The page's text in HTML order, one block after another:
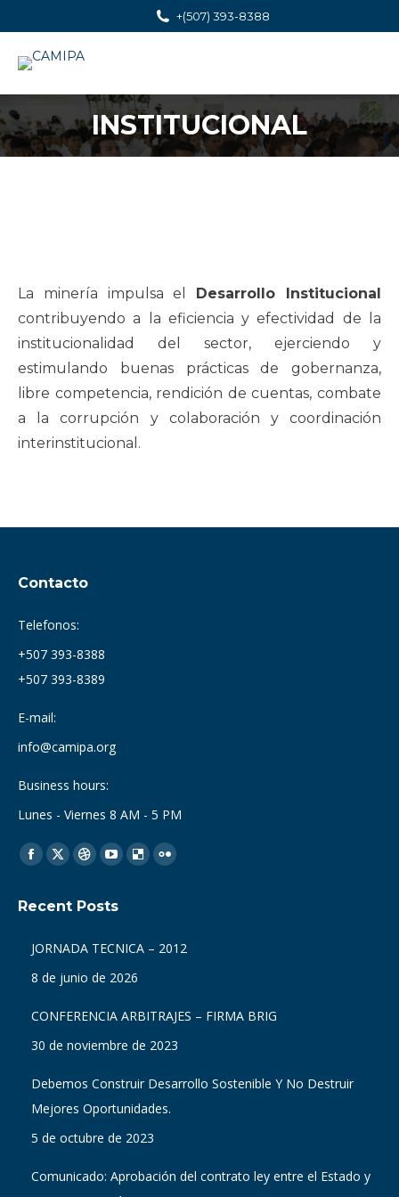
+(507) 393-8388
INSTITUCIONAL
You are here:
La minería impulsa el Desarrollo Institucional
contribuyendo a la eficiencia y efectividad de la
institucionalidad del sector, ejerciendo y
estimulando buenas prácticas de gobernanza,
libre competencia, rendición de cuentas, combate
a la corrupción y colaboración y coordinación
interinstitucional.
Contacto
Telefonos:
+507 393-8388
+507 393-8389
E-mail:
info@camipa.org
Business hours:
Lunes - Viernes 8 AM - 5 PM
Find us on:
Facebook
opens
new
window
X
opens
new
window
Dribbble
opens
new
window
YouTube
opens
new
window
Delicious
new
window
Flickr
new
Recent Posts
JORNADA TECNICA – 2012
8 de junio de 2026
CONFERENCIA ARBITRAJES – FIRMA BRIG
30 de noviembre de 2023
Debemos Construir Desarrollo Sostenible Y No Destruir
Mejores Oportunidades.
5 de octubre de 2023
Comunicado: Aprobación del contrato ley entre el Estado y